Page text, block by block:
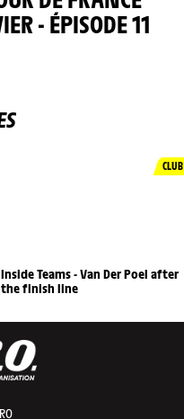
- ÉPISODE 11
CLUB
Inside Teams - Van Der Poel after
the finish line